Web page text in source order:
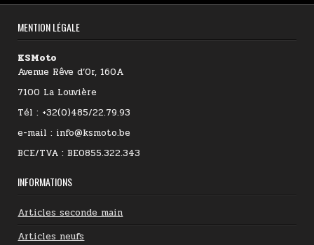
MENTION LÉGALE
KSMoto
Avenue Rêve d’Or, 160A
7100 La Louvière
Tél : +32(0)485/22.79.93
e-mail : info@ksmoto.be
BCE/TVA : BE0855.322.343
INFORMATIONS
Articles seconde main
Articles neufs